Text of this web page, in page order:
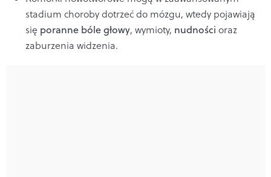
stadium choroby dotrzeć do mózgu, wtedy pojawiają
się poranne bóle głowy, wymioty, nudności oraz
zaburzenia widzenia.